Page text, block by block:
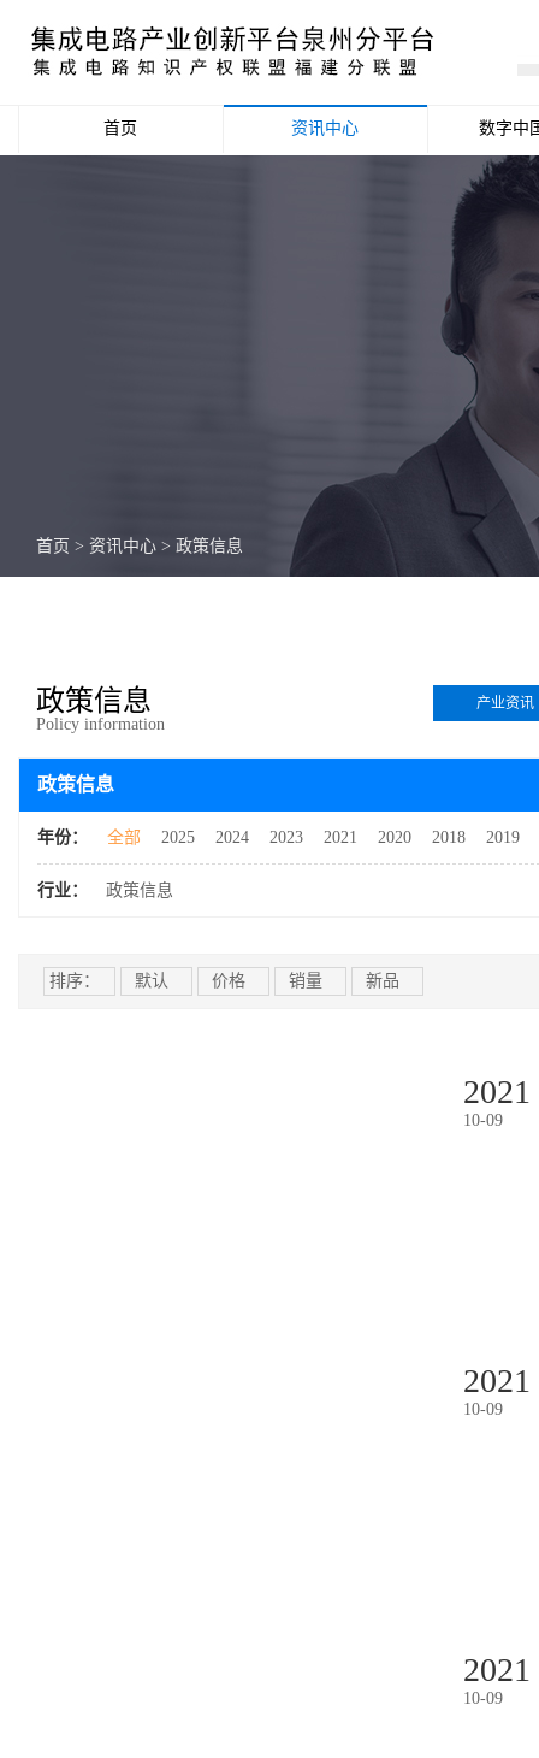
首页 资讯中心 数字中
首页 > 资讯中心 > 政策信息
政策信息
Policy information
产业资讯
政策信息
年份： 全部 2025 2024 2023 2021 2020 2018 2019
行业： 政策信息
排序： 默认 价格 销量 新品
2021
10-09
2021
10-09
2021
10-09